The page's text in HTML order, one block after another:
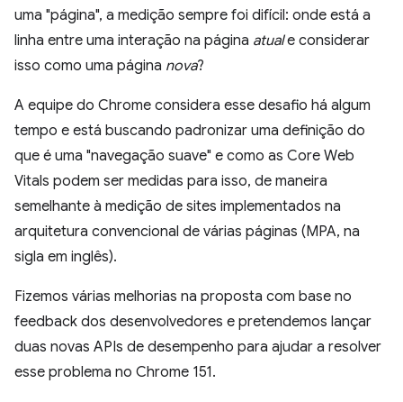
uma "página", a medição sempre foi difícil: onde está a
linha entre uma interação na página atuale considerar
isso como uma página nova?
A equipe do Chrome considera esse desafio há algum
tempo e está buscando padronizar uma definição do
que é uma "navegação suave" e como as Core Web
Vitals podem ser medidas para isso, de maneira
semelhante à medição de sites implementados na
arquitetura convencional de várias páginas (MPA, na
sigla em inglês).
Fizemos várias melhorias na proposta com base no
feedback dos desenvolvedores e pretendemos lançar
duas novas APIs de desempenho para ajudar a resolver
esse problema no Chrome 151.